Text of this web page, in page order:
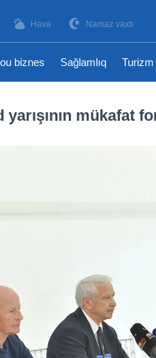
Hava Namaz vaxtı
biznes Sağlamlıq Turizm
mükafat